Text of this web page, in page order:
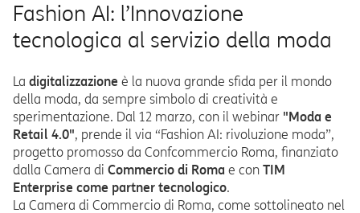
Fashion AI: l’Innovazione
tecnologica al servizio della moda
La digitalizzazione è la nuova grande sfida per il mondo
della moda, da sempre simbolo di creatività e
sperimentazione. Dal 12 marzo, con il webinar "Moda e
Retail 4.0", prende il via “Fashion AI: rivoluzione moda”,
progetto promosso da Confcommercio Roma, finanziato
dalla Camera di Commercio di Roma e con TIM
Enterprise come partner tecnologico.
La Camera di Commercio di Roma, come sottolineato nel